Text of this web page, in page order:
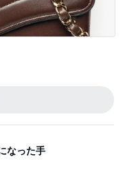
なった手